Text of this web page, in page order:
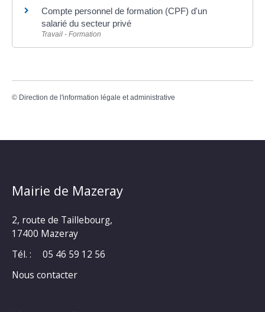
Compte personnel de formation (CPF) d'un
salarié du secteur privé
Travail - Formation
© Direction de l'information légale et administrative
Mairie de Mazeray
2, route de Taillebourg,
17400 Mazeray
Tél. :
05 46 59 12 56
Nous contacter